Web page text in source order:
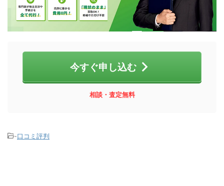
今すぐ申し込む
相談・査定無料
-口コミ評判